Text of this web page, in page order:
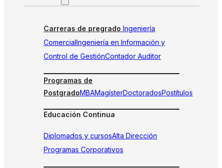
Carreras de pregrado Ingeniería
ComercialIngeniería en Información y
Control de GestiónContador Auditor
Programas de
PostgradoMBAMagísterDoctoradosPostítulos
Educación Continua
Diplomados y cursosAlta Dirección
Programas Corporativos